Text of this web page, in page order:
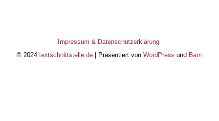
Impressum & Datenschutzerklärung
© 2024textschnittstelle.de | Präsentiert vonWordPress und Bam